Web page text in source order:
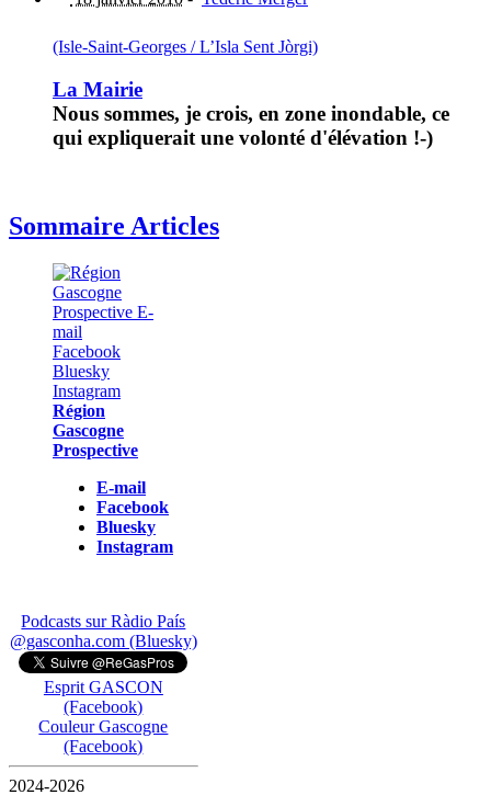
(Isle-Saint-Georges / L’Isla Sent Jòrgi)
La Mairie
Nous sommes, je crois, en zone inondable, ce
qui expliquerait une volonté d'élévation !-)
Sommaire Articles
Région
Gascogne
Prospective
E-mail
Facebook
Bluesky
Instagram
Podcasts sur Ràdio País
@gasconha.com (Bluesky)
Esprit GASCON
(Facebook)
Couleur Gascogne
(Facebook)
2024-2026